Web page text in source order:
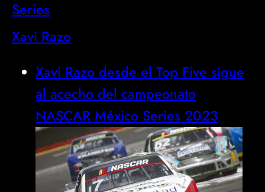
Series
Xavi Razo
Xavi Razo desde el Top Five sigue
al acecho del campeonato
NASCAR México Series 2023